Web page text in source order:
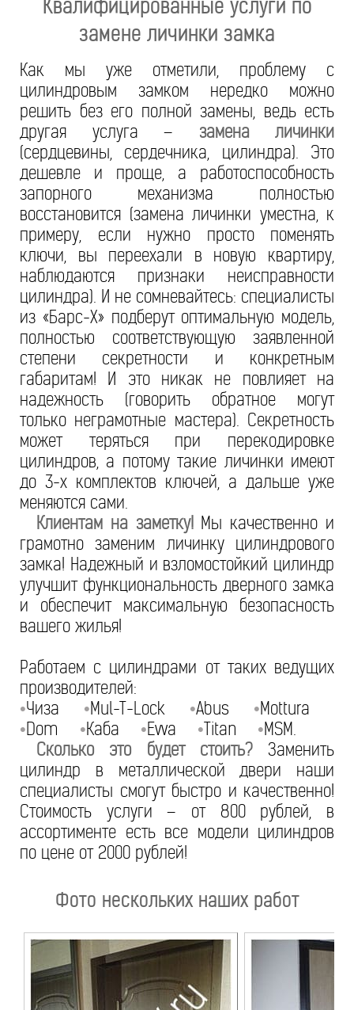
Квалифицированные услуги по
замене личинки замка
Как мы уже отметили, проблему с
цилиндровым замком нередко можно
решить без его полной замены, ведь есть
другая услуга – замена личинки
(сердцевины, сердечника, цилиндра). Это
дешевле и проще, а работоспособность
запорного механизма полностью
восстановится (замена личинки уместна, к
примеру, если нужно просто поменять
ключи, вы переехали в новую квартиру,
наблюдаются признаки неисправности
цилиндра). И не сомневайтесь: специалисты
из «Барс-Х» подберут оптимальную модель,
полностью соответствующую заявленной
степени секретности и конкретным
габаритам! И это никак не повлияет на
надежность (говорить обратное могут
только неграмотные мастера). Секретность
может теряться при перекодировке
цилиндров, а потому такие личинки имеют
до 3-х комплектов ключей, а дальше уже
меняются сами.
Клиентам на заметку! Мы качественно и
грамотно заменим личинку цилиндрового
замка! Надежный и взломостойкий цилиндр
улучшит функциональность дверного замка
и обеспечит максимальную безопасность
вашего жилья!
Работаем с цилиндрами от таких ведущих
производителей:
•Чиза •Mul-T-Lock •Abus •Mottura
•Dom •Каба •Evva •Titan •MSM.
Сколько это будет стоить?Заменить
цилиндр в металлической двери наши
специалисты смогут быстро и качественно!
Стоимость услуги – от 800 рублей, в
ассортименте есть все модели цилиндров
по цене от 2000 рублей!
Фото нескольких наших работ